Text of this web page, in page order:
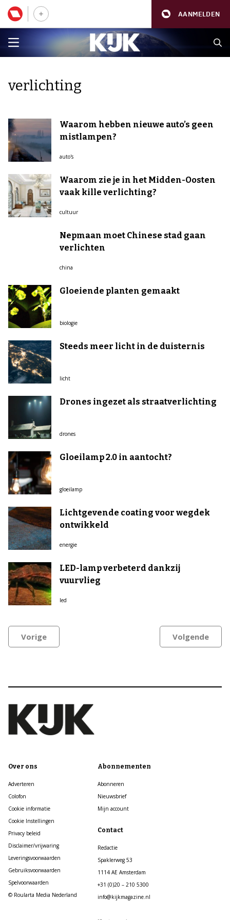
AANMELDEN
verlichting
Waarom hebben nieuwe auto’s geen
mistlampen?
auto's
Waarom zie je in het Midden-Oosten
vaak kille verlichting?
cultuur
Nepmaan moet Chinese stad gaan
verlichten
china
Gloeiende planten gemaakt
biologie
Steeds meer licht in de duisternis
licht
Drones ingezet als straatverlichting
drones
Gloeilamp 2.0 in aantocht?
gloeilamp
Lichtgevende coating voor wegdek
ontwikkeld
energie
LED-lamp verbeterd dankzij
vuurvlieg
led
Vorige Volgende
Over ons
Adverteren
Colofon
Cookie informatie
Cookie Instellingen
Privacy beleid
Disclaimer/vrijwaring
Leveringsvoorwaarden
Gebruiksvoorwaarden
Spelvoorwaarden
© Roularta Media Nederland
Abonnementen
Abonneren
Nieuwsbrief
Mijn account
Contact
Redactie
Spaklerweg 53
1114 AE Amsterdam
+31 (0)20 – 210 5300
info@kijkmagazine.nl